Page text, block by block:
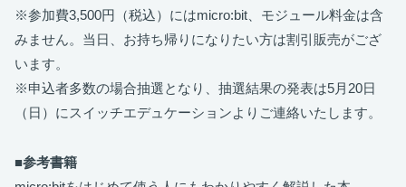
※参加費3,500円（税込）にはmicro:bit、モジュール料金は含
みません。当日、お持ち帰りになりたい方は割引販売がござ
います。
※申込者多数の場合抽選となり、抽選結果の発表は5月20日
（日）にスイッチエデュケーションよりご連絡いたします。
■参考書籍